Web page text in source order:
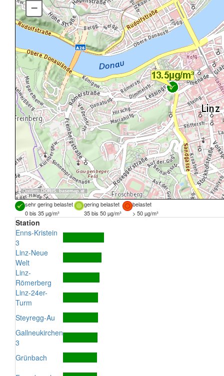
Quellen:DORIS, basemap.at
–
sehr gering belastet gering belastet
belastet
0 bis 35 µg/m³
35 bis 50 µg/m³ > 50 µg/m³
Station
Enns-Kristein
3
Linz-Neue
Welt
Linz-
Römerberg
Linz-24er-
Turm
Steyregg-Au
Gallneukirchen
3
Grünbach